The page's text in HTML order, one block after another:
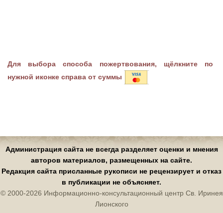
Для выбора способа пожертвования, щёлкните по
нужной иконке справа от суммы
Администрация сайта не всегда разделяет оценки и мнения
авторов материалов, размещенных на сайте.
Редакция сайта присланные рукописи не рецензирует и отказ
в публикации не объясняет.
© 2000-2026 Информационно-консультационный центр Св. Иринея
Лионского